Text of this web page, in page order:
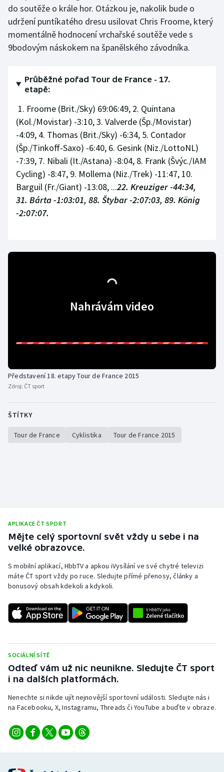
do soutěže o krále hor. Otázkou je, nakolik bude o
udržení puntíkatého dresu usilovat Chris Froome, který
momentálně hodnocení vrchařské soutěže vede s
9bodovým náskokem na španělského závodníka.
Průběžné pořad Tour de France - 17.
etapě:
1. Froome (Brit./Sky) 69:06:49, 2. Quintana
(Kol./Movistar) -3:10, 3. Valverde (Šp./Movistar)
-4:09, 4. Thomas (Brit./Sky) -6:34, 5. Contador
(Šp./Tinkoff-Saxo) -6:40, 6. Gesink (Niz./LottoNL)
-7:39, 7. Nibali (It./Astana) -8:04, 8. Frank (Švýc./IAM
Cycling) -8:47, 9. Mollema (Niz./Trek) -11:47, 10.
Barguil (Fr./Giant) -13:08, ...22. Kreuziger -44:34,
31. Bárta -1:03:01, 88. Štybar -2:07:03, 89. König
-2:07:07.
Nahrávám video
Představení 18. etapy Tour de France 2015
Zdroj: ČT sport
ŠTÍTKY
Tour de France Cyklistika Tour de France 2015
APLIKACE ČT SPORT
Mějte celý sportovní svět vždy u sebe i na
velké obrazovce.
S mobilní aplikací, HbbTV a apkou iVysílání ve své chytré televizi
máte ČT sport vždy po ruce. Sledujte přímé přenosy, články a
bonusový obsah kdekoli a kdykoli.
SOCIÁLNÍ SÍTĚ
Odteď vám už nic neunikne. Sledujte ČT sport
i na dalších platformách.
Nenechte si nikde ujít nejnovější sportovní události. Sledujte nás i
na Facebooku, X, Instagramu, Threads či YouTube a buďte v obraze.